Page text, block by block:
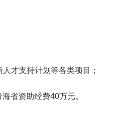
才支持计划等各类项目；
省资助经费40万元。